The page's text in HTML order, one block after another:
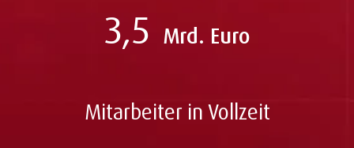
3,5 Mrd. Euro
Mitarbeiter in Vollzeit